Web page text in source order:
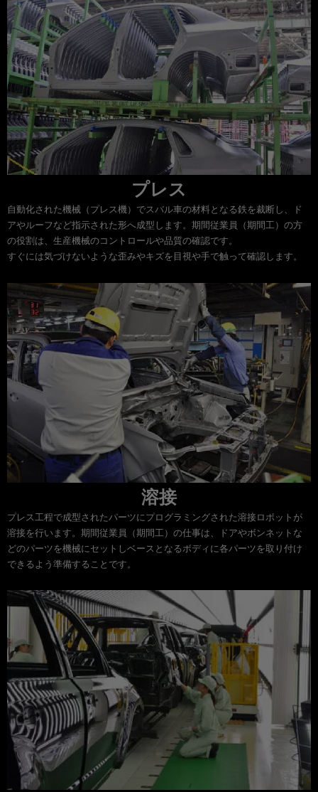
プレス
自動化された機械（プレス機）でスバル車の材料となる鉄を裁断し、ド
アやルーフなど指示された形へ成型します。期間従業員（期間工）の方
の役割は、生産機械のコントロールや品質の確認です。
すぐには気づけないような歪みやキズを目視や手で触って確認します。
溶接
プレス工程で成型されたパーツにプログラミングされた溶接ロボットが
溶接を行います。期間従業員（期間工）の仕事は、ドアやボンネットな
どのパーツを機械にセットしベースとなるボディに各パーツを取り付け
できるよう準備することです。